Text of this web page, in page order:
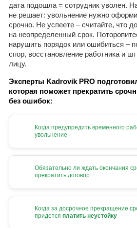
дата подошла = сотрудник уволен.
не решает: увольнение нужно
срочно. Не успеете – считайте, что
на неопределенный срок.
нарушить порядок или ошибиться –
спор, восстановление работника и
лицу.
Эксперты Kadrovik PRO
которая поможет прекратить
без ошибок:
Когда предупредить временного
увольнение
Обязательно ли ждать окончания
прекратить договор
Когда за досрочное прекращение
придется платить неустойку